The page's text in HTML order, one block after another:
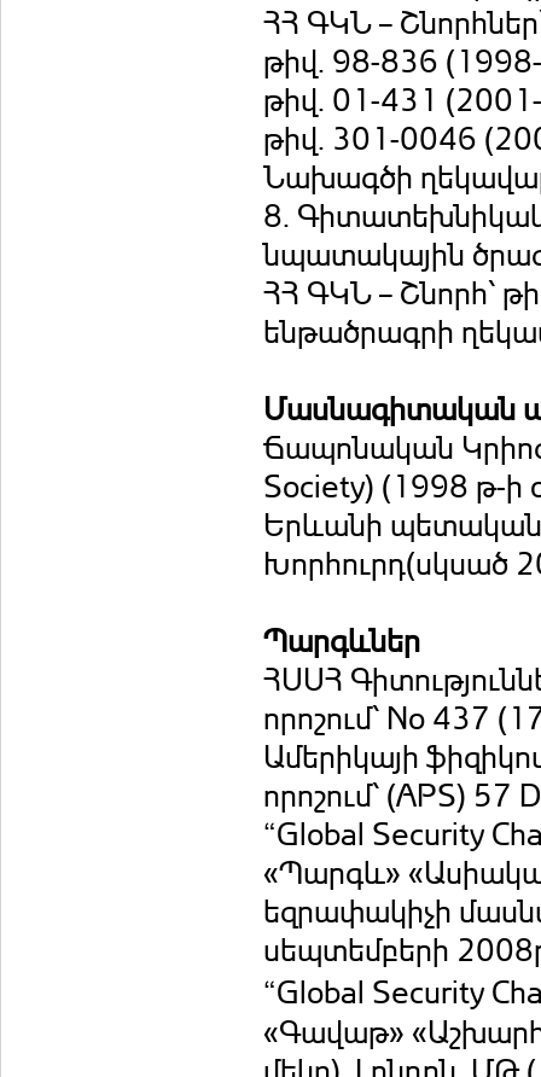
ՀՀ ԳԿՆ –
թիվ. 98-836
թիվ. 01-431
թիվ. 301-0046
Նախագծի
8.
նպատակային
ՀՀ ԳԿՆ – Շնորհ՝
ենթածրագրի
Մասնագիտական
Ճապոնական
Society) (1998 թ-ի
Երևանի պետական
Խորհուրդ(սկսած
Պարգևներ
ՀՍՍՀ
որոշում՝ No 437
Ամերիկայի
որոշում՝ (APS)
“Global Security
«Պարգև»
եզրափակիչի
սեպտեմբերի
“Global Security
«Գավաթ»